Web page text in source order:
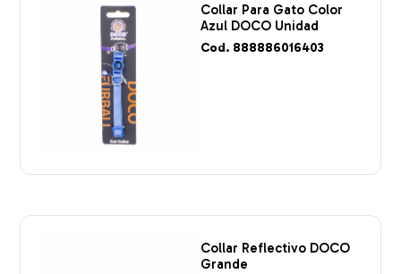
Collar Para Gato Color
Azul DOCO Unidad
Cod. 888886016403
Collar Reflectivo DOCO
Grande